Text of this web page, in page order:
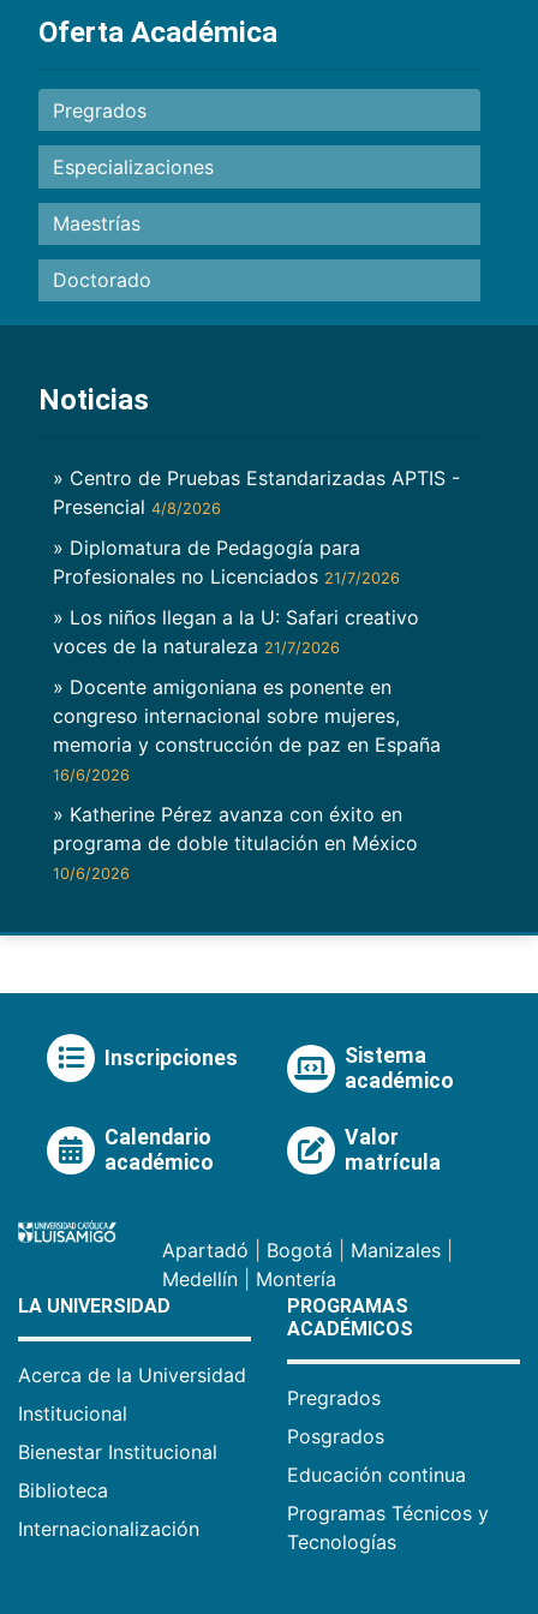
Oferta Académica
Pregrados
Especializaciones
Maestrías
Doctorado
Noticias
» Centro de Pruebas Estandarizadas APTIS -
Presencial 4/8/2026
» Diplomatura de Pedagogía para
Profesionales no Licenciados 21/7/2026
» Los niños llegan a la U: Safari creativo
voces de la naturaleza 21/7/2026
» Docente amigoniana es ponente en
congreso internacional sobre mujeres,
memoria y construcción de paz en España
16/6/2026
» Katherine Pérez avanza con éxito en
programa de doble titulación en México
10/6/2026
Inscripciones
Sistema
académico
Calendario
académico
Valor
matrícula
Apartadó Bogotá Manizales
Medellín
Montería
LA UNIVERSIDAD
Acerca de la Universidad
Institucional
Bienestar Institucional
Biblioteca
Internacionalización
PROGRAMAS
ACADÉMICOS
Pregrados
Posgrados
Educación continua
Programas Técnicos y
Tecnologías